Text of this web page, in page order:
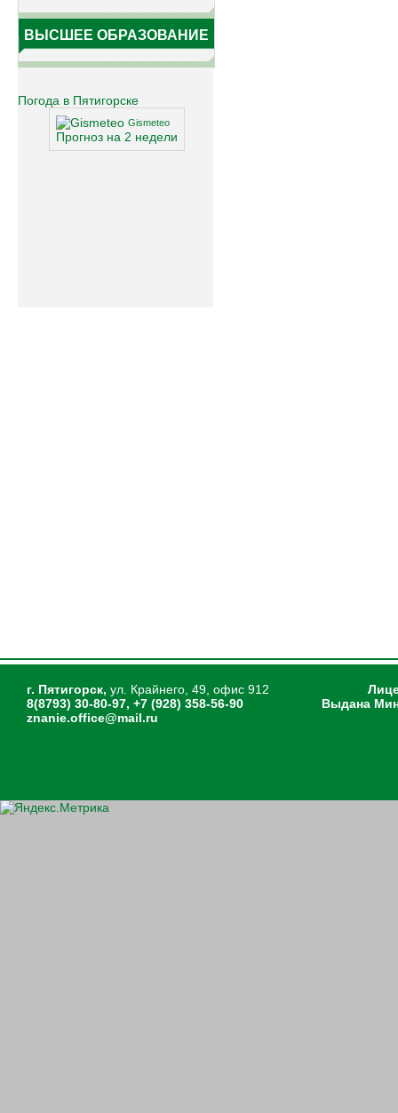
ВЫСШЕЕ ОБРАЗОВАНИЕ
Погода в Пятигорске
Gismeteo
Прогноз на 2 недели
г. Пятигорск, ул. Крайнего, 49, офис 912
8(8793) 30-80-97, +7 (928) 358-56-90
znanie.office@mail.ru
Выдана